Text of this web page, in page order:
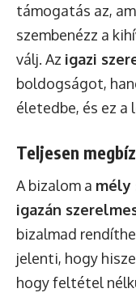
támogatás az,
szembenézz a
válj. Az igazi
boldogságot,
életedbe, és ez a
Teljesen
A bizalom a mély
igazán
bizalmad
jelenti, hogy
hogy feltétel